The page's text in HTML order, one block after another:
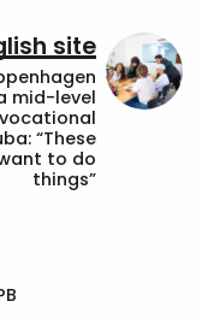
site
mid-level
“These
to do
things”